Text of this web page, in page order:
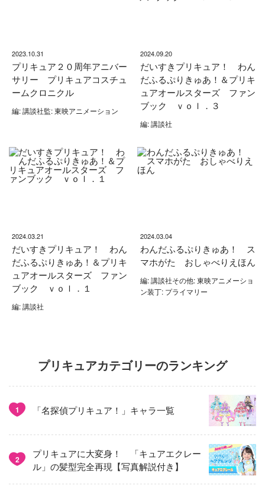
2023.10.31
プリキュア２０周年アニバー
サリー プリキュアコスチュ
ームクロニクル
編: 講談社監: 東映アニメーション
2024.09.20
だいすきプリキュア！ わん
だふるぷりきゅあ！＆プリキ
ュアオールスターズ ファン
ブック ｖｏｌ．３
編: 講談社
2024.03.21
だいすきプリキュア！ わん
だふるぷりきゅあ！＆プリキ
ュアオールスターズ ファン
ブック ｖｏｌ．１
編: 講談社
2024.03.04
わんだふるぷりきゅあ！ ス
マホがた おしゃべりえほん
編: 講談社その他: 東映アニメーショ
ン装丁: プライマリー
プリキュアカテゴリーのランキング
1 「名探偵プリキュア！」キャラ一覧
2
プリキュアに大変身！ 「キュアエクレー
ル」の髪型完全再現【写真解説付き】